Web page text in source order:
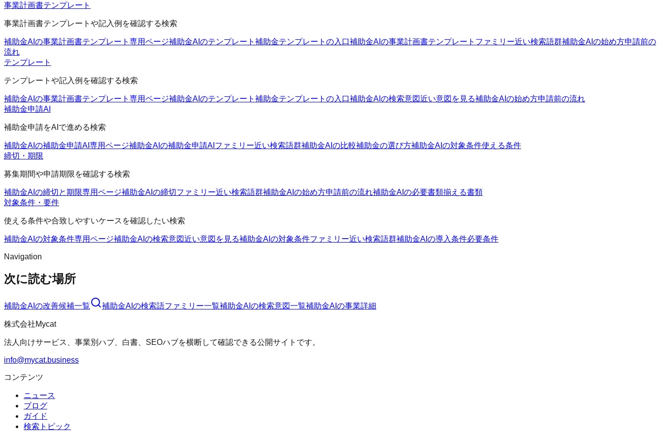
事業計画書テンプレート
事業計画書テンプレートや記入例を確認する検索
補助金AIの事業計画書テンプレート 専用ページ補助金AIのテンプレート 補助金テンプレートの入口補助金AIの事業計画書テンプレートファミリー近い検索語群補助金AIの始め方申請前の
流れ
テンプレート
テンプレートや記入例を確認する検索
補助金AIの事業計画書テンプレート 専用ページ補助金AIのテンプレート 補助金テンプレートの入口補助金AIの検索意図近い意図を見る補助金AIの始め方申請前の流れ
補助金申請AI
補助金申請をAIで進める検索
補助金AIの補助金申請AI 専用ページ補助金AIの補助金申請AIファミリー近い検索語群補助金AIの比較補助金の選び方補助金AIの対象条件使える条件
締切・期限
募集期間や申請期限を確認する検索
補助金AIの締切と期限専用ページ補助金AIの締切ファミリー近い検索語群補助金AIの始め方申請前の流れ補助金AIの必要書類揃える書類
対象条件・要件
使える条件や合致しやすいケースを確認したい検索
補助金AIの対象条件専用ページ補助金AIの検索意図近い意図を見る補助金AIの対象条件ファミリー近い検索語群補助金AIの導入条件必要条件
Navigation
次に読む場所
補助金AI の改善候補一覧 補助金AI の検索語ファミリー一覧補助金AI の検索意図一覧補助金AI の事業詳細
株式会社Mycat
法人向けサービス、事業別ハブ、白書、SEOハブを横断して確認できる公開サイトです。
info@mycat.business
コンテンツ
ニュース
ブログ
ガイド
検索トピック